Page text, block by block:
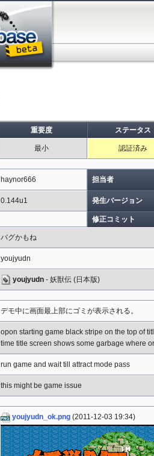
重要度 ステータス
最小 認証済み
haynor666 担当者
0.144u1 発生バージョン
修正コミット
バグかもね
youjyudn
youjyudn - 妖獣伝 (日本版)
デモ中に画面最上部にゴミが表示される。
opon starting game black stripe on the top of
time title screen shows some garbage where
run game and wait till attract mode pass
this might be game issue
youjyudn_ok.png (2011-12-03 19:34)